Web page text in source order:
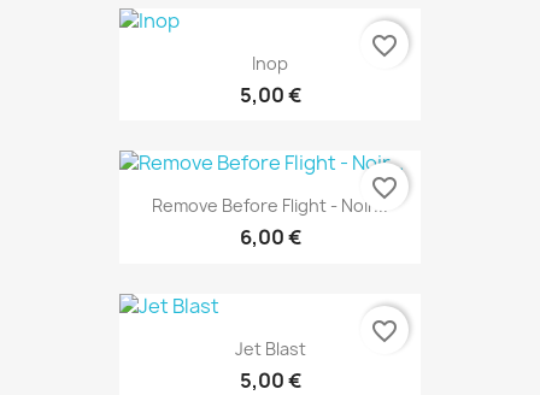
Inop
5,00 €
favorite_border
Remove Before Flight - Noir...
6,00 €
favorite_border
Jet Blast
5,00 €
favorite_border